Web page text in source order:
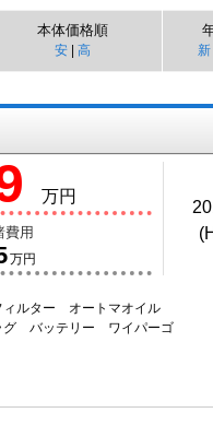
本体価格順
安| 高 新
万円
費用
万円
ルター オートマオイル
グ バッテリー ワイパーゴ